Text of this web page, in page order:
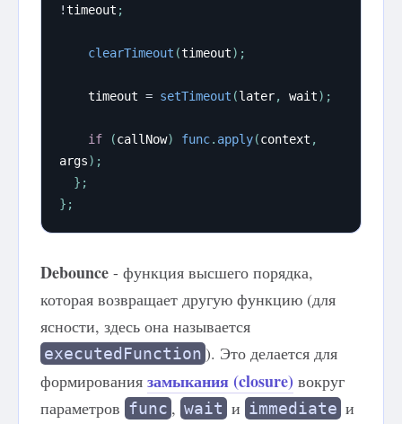
!timeout ;
clearTimeout (timeout) ;
    timeout
= setTimeout (later, wait) ;
if (callNow) func. apply(context ,
args) ;
} ;
} ;
Debounce - функция высшего порядка,
которая возвращает другую функцию (для
ясности, здесь она называется
executedFunction ). Это делается для
формирования замыкания (closure) вокруг
параметров func , wait и immediate и